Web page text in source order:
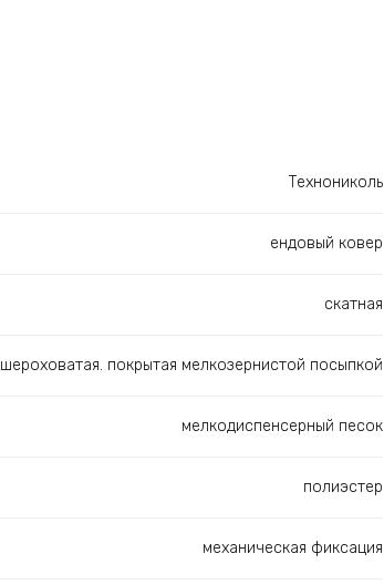
Технониколь
ендовый ковер
скатная
шероховатая. покрытая мелкозернистой посыпкой
мелкодиспенсерный песок
полиэстер
механическая фиксация